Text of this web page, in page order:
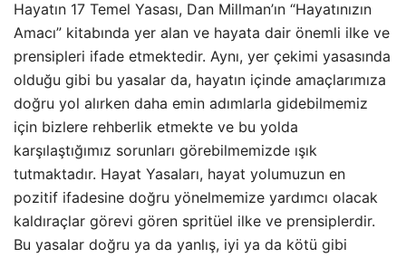
Hayatın 17 Temel Yasası, Dan Millman’ın “Hayatınızın
Amacı” kitabında yer alan ve hayata dair önemli ilke ve
prensipleri ifade etmektedir. Aynı, yer çekimi yasasında
olduğu gibi bu yasalar da, hayatın içinde amaçlarımıza
doğru yol alırken daha emin adımlarla gidebilmemiz
için bizlere rehberlik etmekte ve bu yolda
karşılaştığımız sorunları görebilmemizde ışık
tutmaktadır. Hayat Yasaları, hayat yolumuzun en
pozitif ifadesine doğru yönelmemize yardımcı olacak
kaldıraçlar görevi gören spritüel ilke ve prensiplerdir.
Bu yasalar doğru ya da yanlış, iyi ya da kötü gibi